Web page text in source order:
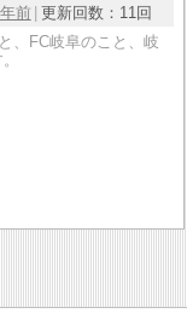
前 更新回数： 11回
、FC岐阜のこと、岐